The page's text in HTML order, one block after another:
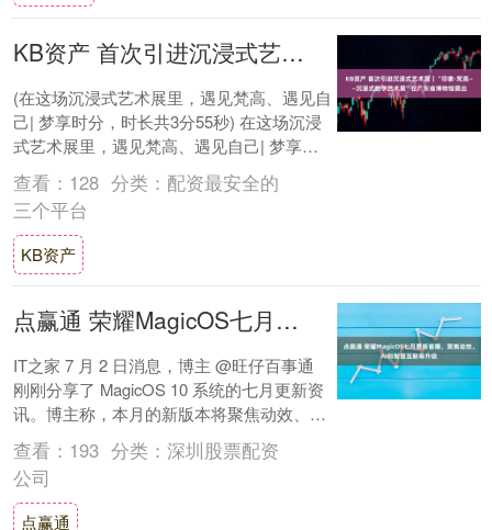
KB资产 首次引进沉浸式艺术展｜“印象·梵高——沉浸式数字艺术展”在广东省博物馆展出
(在这场沉浸式艺术展里，遇见梵高、遇见自
己| 梦享时分，时长共3分55秒) 在这场沉浸
式艺术展里，遇见梵高、遇见自己| 梦享时
分 7月15日，“印象·梵高——沉....
查看： 128 分类： 配资最安全的
三个平台
KB资产
点赢通 荣耀MagicOS七月更新首曝，聚焦动效、AI和智慧互联等升级
IT之家 7 月 2 日消息，博主 @旺仔百事通
刚刚分享了 MagicOS 10 系统的七月更新资
讯。博主称，本月的新版本将聚焦动效、灵
动胶囊、锁屏、AI 功....
查看： 193 分类： 深圳股票配资
公司
点赢通